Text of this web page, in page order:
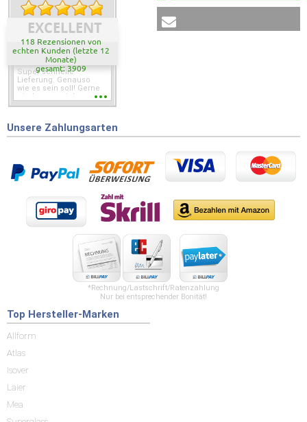
EXCELLENT
118 Rezensionen von
echten Kunden (letzte 12
Monate)
gesamt: 3909
Super schnelle
Lieferung. Genauso
wie es sein soll! Gerne
wieder wenn ich was
Unsere Zahlungsarten
*Rechnung/Lastschrift/Ratenzahlung
Nur bei entsprechender Bonität!
Top Hersteller-Marken
Allform
Atlas
Isover
Laier
Mea